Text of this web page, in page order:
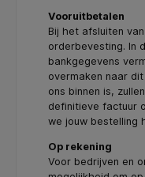
Vooruitbetalen
Bij het afsluiten
orderbevesting. In
bankgegevens
overmaken naar
ons binnen is,
definitieve factuur
we jouw bestelling
Op rekening
Voor bedrijven en